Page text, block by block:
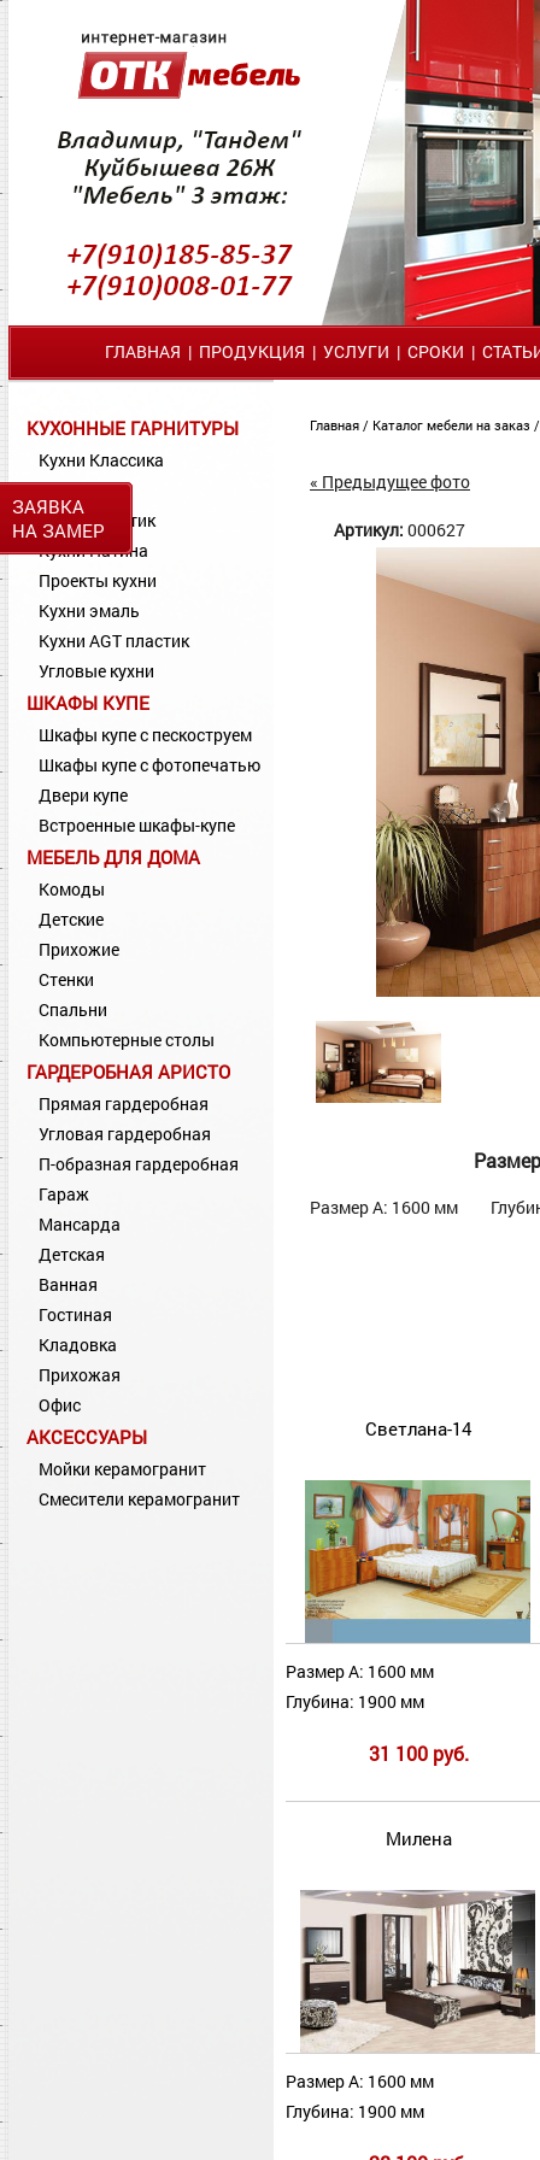
ЗАЯВКА
НА ЗАМЕР
ГЛАВНАЯ | ПРОДУКЦИЯ | УСЛУГИ | СРОКИ |
КУХОННЫЕ ГАРНИТУРЫ
Кухни Классика
Кухни МДФ
Кухни Пластик
Кухни Патина
Проекты кухни
Кухни эмаль
Кухни AGT пластик
Угловые кухни
ШКАФЫ КУПЕ
Шкафы купе с пескоструем
Шкафы купе с фотопечатью
Двери купе
Встроенные шкафы-купе
МЕБЕЛЬ ДЛЯ ДОМА
Комоды
Детские
Прихожие
Стенки
Спальни
Компьютерные столы
ГАРДЕРОБНАЯ АРИСТО
Прямая гардеробная
Угловая гардеробная
П-образная гардеробная
Гараж
Мансарда
Детская
Ванная
Гостиная
Кладовка
Прихожая
Офис
АКСЕССУАРЫ
Мойки керамогранит
Смесители керамогранит
Главная / Каталог мебели на заказ
« Предыдущее фото
Артикул: 000627
Размер А: 1600 мм
Светлана-14
Размер А: 1600 мм
Глубина: 1900 мм
31 100 руб.
Милена
Размер А: 1600 мм
Глубина: 1900 мм